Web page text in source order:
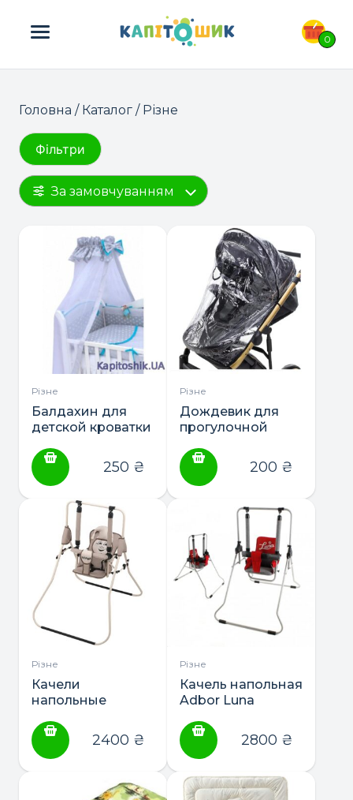
0
ПОШУК ТОВАРІВ:
Головна / Каталог / Різне
Фільтри
За замовчуванням
Різне
Балдахин для
детской кроватки
250 ₴
Різне
Дождевик для
прогулочной
200 ₴
Різне
Качели
напольные
2400 ₴
Різне
Качель напольная
Adbor Luna
2800 ₴